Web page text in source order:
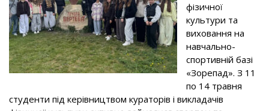
фізичної
культури та
виховання на
навчально-
спортивній базі
«Зорепад». З 11
по 14 травня
студенти під керівництвом кураторів і викладачів